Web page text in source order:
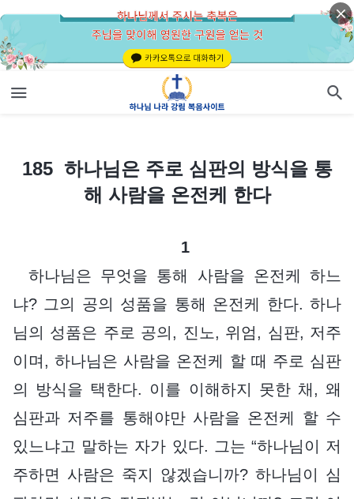
185 하나님은 주로 심판의 방식을 통해 사람을 온전케 한다
185 하나님은 주로 심판의 방식을 통
해 사람을 온전케 한다
1
하나님은 무엇을 통해 사람을 온전케 하느
냐? 그의 공의 성품을 통해 온전케 한다. 하나
님의 성품은 주로 공의, 진노, 위엄, 심판, 저주
이며, 하나님은 사람을 온전케 할 때 주로 심판
의 방식을 택한다. 이를 이해하지 못한 채, 왜
심판과 저주를 통해야만 사람을 온전케 할 수
있느냐고 말하는 자가 있다. 그는 “하나님이 저
주하면 사람은 죽지 않겠습니까? 하나님이 심